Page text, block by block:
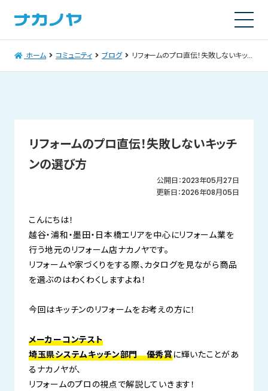
ホーム コミュニティ ブログ リフォームのプロ直伝！失敗しないキッチンの選び方
リフォームのプロ直伝！失敗しないキッチ
ンの選び方
公開日：2023年05月27日
更新日：2026年08月05日
こんにちは！
越谷・浦和・墨田・日本橋エリアを中心にリフォーム業を
行う地元のリフォーム店ナカノヤです。
リフォームや家づくりをする際、カタログを見ながら商品
を選ぶのはわくわくしますよね！
今回はキッチンのリフォームをお考えの方に！
メーカーコンテスト
埼玉県システムキッチン部門 優秀賞に輝いたことがあ
るナカノヤが、
リフォームのプロの視点で解説していきます！